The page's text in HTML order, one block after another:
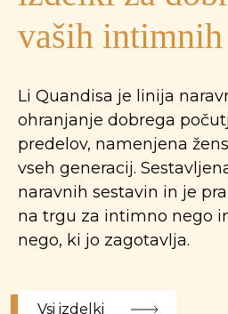
vaših
Li Quandisa je linija
ohranjanje dobrega
predelov, namenjena
vseh generacij.
naravnih sestavin in je
na trgu za intimno nego
nego, ki jo zagotavlja.
Vsi izdelki